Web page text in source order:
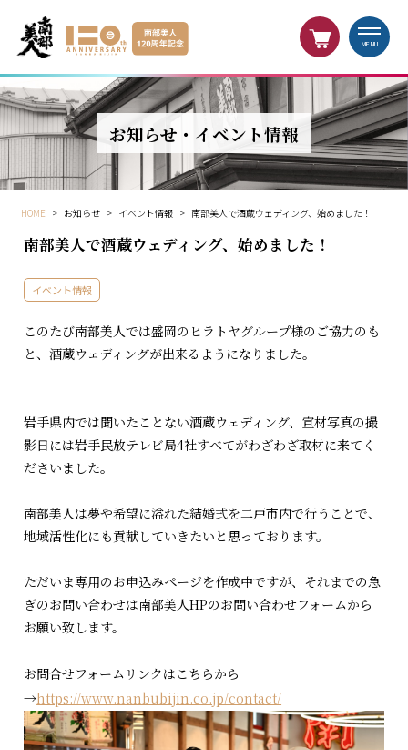
MENU
お知らせ・イベント情報
HOME > お知らせ > イベント情報 > 南部美人で酒蔵ウェディング、始めました！
南部美人で酒蔵ウェディング、始めました！
イベント情報
このたび南部美人では盛岡のヒラトヤグループ様のご協力のも
と、酒蔵ウェディングが出来るようになりました。
岩手県内では聞いたことない酒蔵ウェディング、宣材写真の撮
影日には岩手民放テレビ局4社すべてがわざわざ取材に来てく
ださいました。
南部美人は夢や希望に溢れた結婚式を二戸市内で行うことで、
地域活性化にも貢献していきたいと思っております。
ただいま専用のお申込みページを作成中ですが、それまでの急
ぎのお問い合わせは南部美人HPのお問い合わせフォームから
お願い致します。
お問合せフォームリンクはこちらから
→https://www.nanbubijin.co.jp/contact/